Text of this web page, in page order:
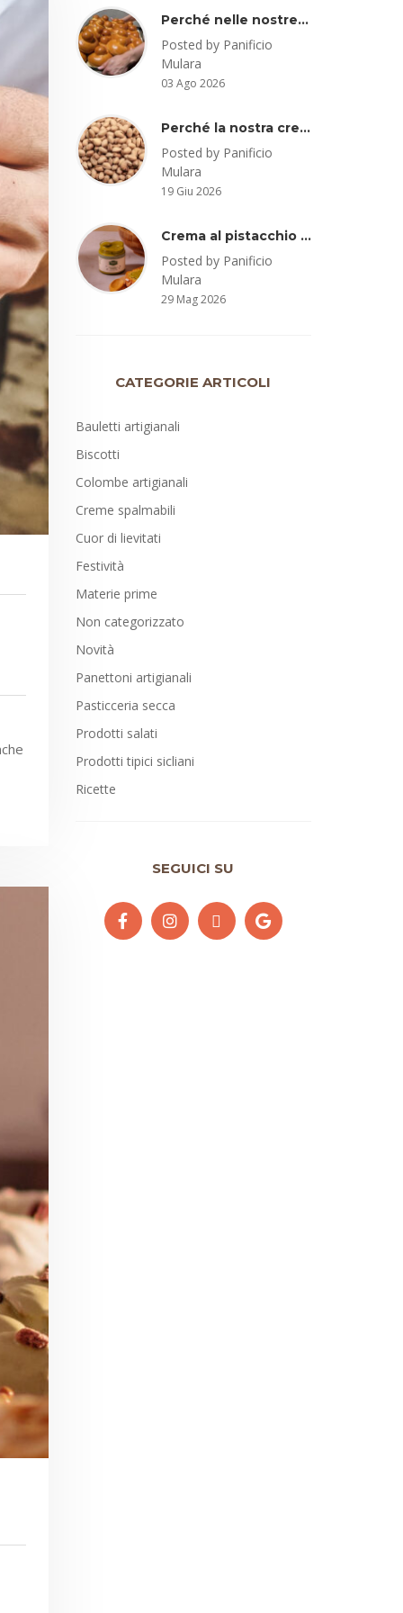
Perché nelle nostre brioche col tuppo c’è lo strutto (e perché non ha senso temerlo)
Posted by Panificio
Mulara
03 Ago 2026
Perché la nostra crema artigianale al pistacchio non è fatta con pistacchio di Bronte
Posted by Panificio
Mulara
19 Giu 2026
Crema al pistacchio artigianale vs crema al pistacchio industriale: occhio agli ingredienti e alla percentuale di pistacchio
Posted by Panificio
Mulara
29 Mag 2026
CATEGORIE ARTICOLI
Bauletti artigianali
Biscotti
Colombe artigianali
Creme spalmabili
Cuor di lievitati
Festività
Materie prime
Non categorizzato
Novità
Panettoni artigianali
Pasticceria secca
Prodotti salati
Prodotti tipici sicliani
Ricette
SEGUICI SU